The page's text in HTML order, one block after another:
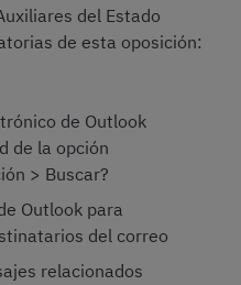
del Estado
de esta oposición:
de Outlook
de la opción
> Buscar?
Outlook para
del correo
relacionados